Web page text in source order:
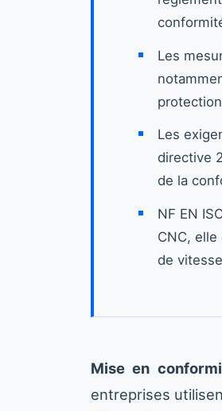
Les
Les
directive
de la
NF EN
CNC,
de
Mise en
entreprises